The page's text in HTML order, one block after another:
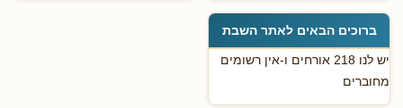
ברוכים הבאים לאתר השבת
יש לנו 218 אורחים ו-אין רשומים
מחוברים